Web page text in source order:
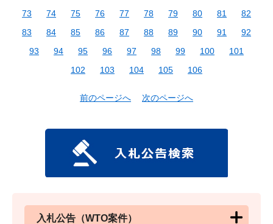
73
74 75 76 77 78 79 80 81
82
83
84 85 86 87 88 89 90 91
92
93
94 95 96 97 98 99 100
101
102
103 104 105 106
前のページへ 次のページへ
入札公告（WTO案件）